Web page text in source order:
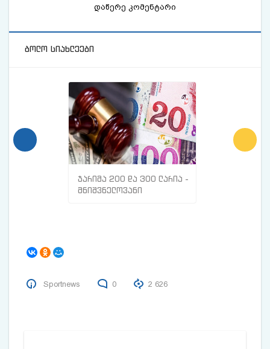
დაწერე კომენტარი
ბოლო სიახლეები
ჯარიმა 200 და 300 ლარია -
მნიშვნელოვანი
Sportnews 0 2 626